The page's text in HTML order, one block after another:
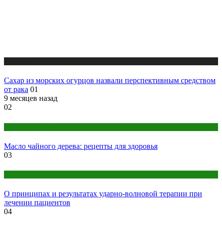
Сахар из морских огурцов назвали перспективным средством
от рака 01
9 месяцев назад
02
Масло чайного дерева: рецепты для здоровья
03
О принципах и результатах ударно-волновой терапии при
лечении пациентов
04